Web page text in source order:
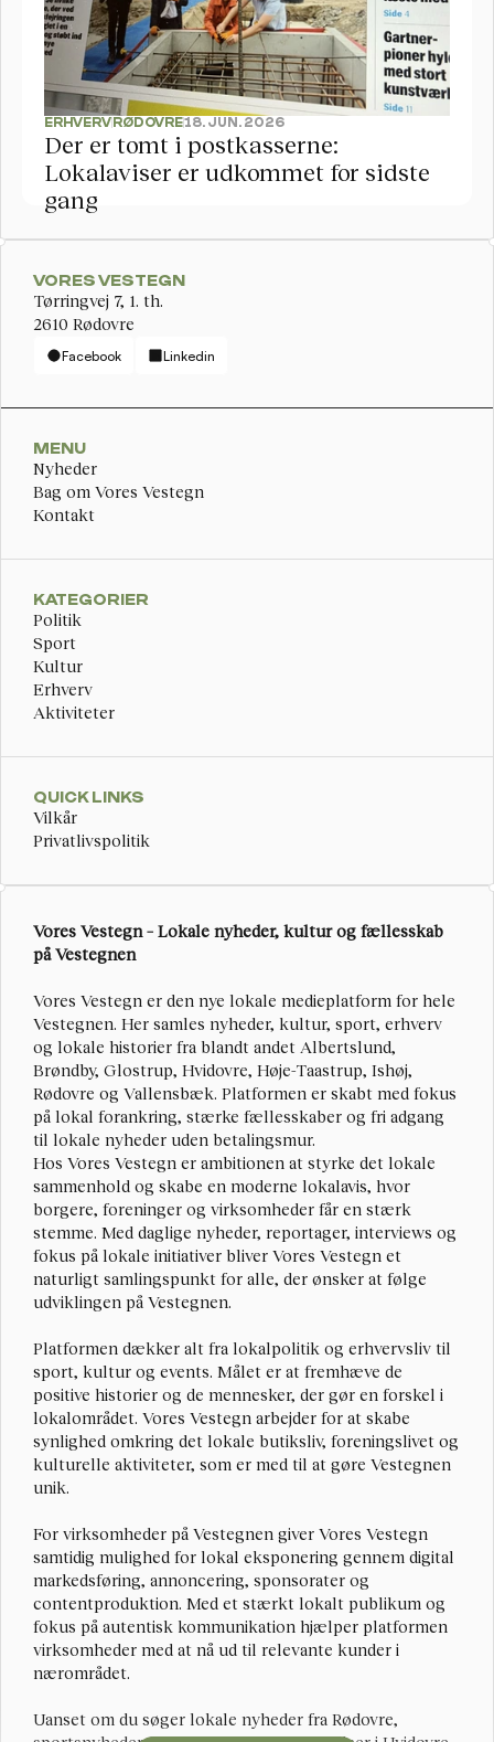
ERHVERV RØDOVRE18. JUN. 2026
Der er tomt i postkasserne:
Lokalaviser er udkommet for sidste
gang
VORES VESTEGN
Tørringvej 7, 1. th.
2610 Rødovre
Facebook Linkedin
MENU
Nyheder
Bag om Vores Vestegn
Kontakt
KATEGORIER
Politik
Sport
Kultur
Erhverv
Aktiviteter
QUICK LINKS
Vilkår
Privatlivspolitik
Vores Vestegn – Lokale nyheder, kultur og fællesskab
på Vestegnen
Vores Vestegn er den nye lokale medieplatform for hele
Vestegnen. Her samles nyheder, kultur, sport, erhverv
og lokale historier fra blandt andet Albertslund,
Brøndby, Glostrup, Hvidovre, Høje-Taastrup, Ishøj,
Rødovre og Vallensbæk. Platformen er skabt med fokus
på lokal forankring, stærke fællesskaber og fri adgang
til lokale nyheder uden betalingsmur.
Hos Vores Vestegn er ambitionen at styrke det lokale
sammenhold og skabe en moderne lokalavis, hvor
borgere, foreninger og virksomheder får en stærk
stemme. Med daglige nyheder, reportager, interviews og
fokus på lokale initiativer bliver Vores Vestegn et
naturligt samlingspunkt for alle, der ønsker at følge
udviklingen på Vestegnen.
Platformen dækker alt fra lokalpolitik og erhvervsliv til
sport, kultur og events. Målet er at fremhæve de
positive historier og de mennesker, der gør en forskel i
lokalområdet. Vores Vestegn arbejder for at skabe
synlighed omkring det lokale butiksliv, foreningslivet og
kulturelle aktiviteter, som er med til at gøre Vestegnen
unik.
For virksomheder på Vestegnen giver Vores Vestegn
samtidig mulighed for lokal eksponering gennem digital
markedsføring, annoncering, sponsorater og
contentproduktion. Med et stærkt lokalt publikum og
fokus på autentisk kommunikation hjælper platformen
virksomheder med at nå ud til relevante kunder i
nærområdet.
Uanset om du søger lokale nyheder fra Rødovre,